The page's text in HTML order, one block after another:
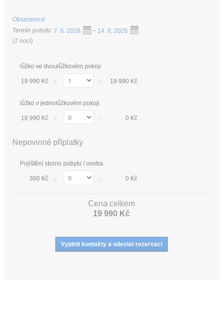
Obsazenost
Termín pobytu: 7. 8. 2026 – 14. 8. 2026
(7 nocí)
lůžko ve dvoulůžkovém pokoji
19 990 Kč 19 990 Kč
lůžko v jednolůžkovém pokoji
19 990 Kč 0 Kč
Nepovinné příplatky
Pojištění storno pobytu / osoba
360 Kč 0 Kč
Cena celkem
19 990 Kč